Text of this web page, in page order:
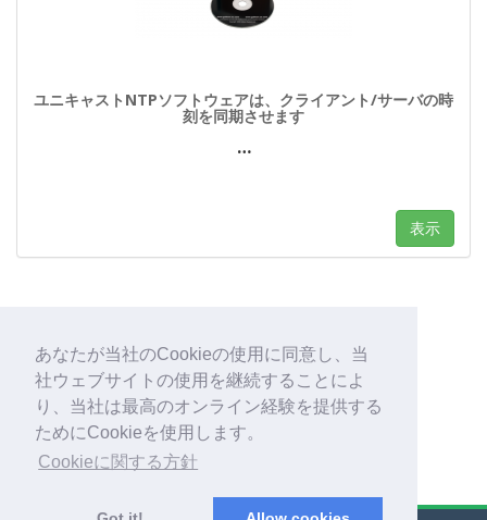
あなたが当社のCookieの使用に同意し、当
社ウェブサイトの使用を継続することによ
り、当社は最高のオンライン経験を提供する
ためにCookieを使用します。
Cookieに関する方針
ユニキャストNTPソフトウェアは、クライアント/サーバの時
刻を同期させます
…
表示
1 2 3 Next Last